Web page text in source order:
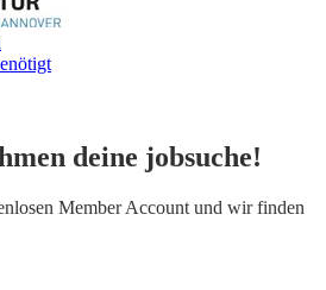
deine jobsuche!
Member Account und wir finden